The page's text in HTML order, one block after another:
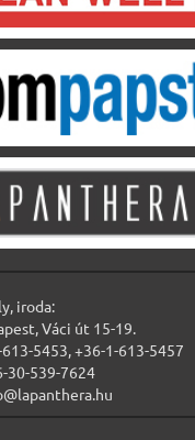
iroda:
Váci út 15-19.
5453, +36-1-613-5457
30-539-7624